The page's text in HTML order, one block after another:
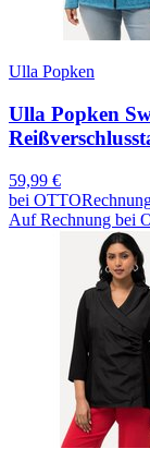
Ulla Popken
Ulla Popken
59,99 €
bei OTTO
Auf Rechnung bei